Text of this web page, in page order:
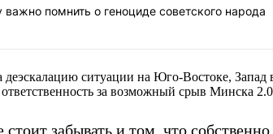
важно помнить о геноциде советского народа
деэскалацию ситуации на Юго-Востоке, Запад
за возможный срыв Минска
стоит забывать и том, что